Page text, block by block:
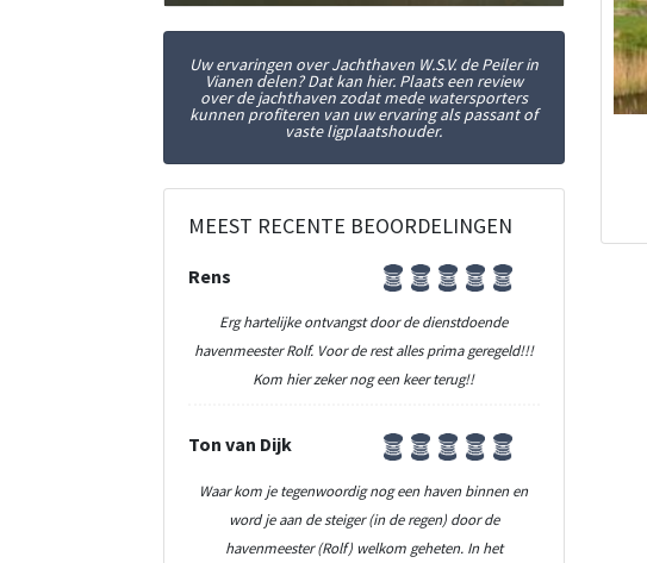
Uw ervaringen over Jachthaven W.S.V. de Peiler in
Vianen delen? Dat kan hier. Plaats een review
over de jachthaven zodat mede watersporters
kunnen profiteren van uw ervaring als passant of
vaste ligplaatshouder.
MEEST RECENTE BEOORDELINGEN
Rens
Erg hartelijke ontvangst door de dienstdoende
havenmeester Rolf. Voor de rest alles prima geregeld!!!
Kom hier zeker nog een keer terug!!
Ton van Dijk
Waar kom je tegenwoordig nog een haven binnen en
word je aan de steiger (in de regen) door de
havenmeester (Rolf) welkom geheten. In het